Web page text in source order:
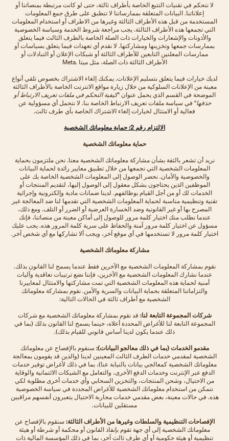
لا نتحكم في تقنيات التتبع الخاصة بأطراف ثالثة، حتى لو كانت مرتبطة بمنصاتنا أو
إعلاناتنا. البيانات المتعلقة بممارساتنا لا تنطبق على طرق جمع المعلومات
المستخدمة من قبل هذه الأطراف الثالثة وغيرها من الاطراف أو استخدام المعلومات
التي تجمعها هذه الأطراف الثالثة. يجب مراجعة شروط الخدمة وسياسة الخصوصية
والأذونات والإشعارات والخيارات ذات الصلة الخاصة بالطرف الثالث فيما يتعلق
بممارسات جمعها وتخزينها ومشاركتها. لا نقدم أي تعهدات فيما يتعلق بسياسات أو
ممارسات المعلنين التابعين للأطراف الثالثة أو شبكات الإعلان أو التبادلات أو
الأطراف الثالثة ذات الصلة، مثل ميتا .Meta
لديك خيارات فيما يتعلق بتسليم الإعلانات. يمكنك إلغاء الاشتراك بخصوص تلقي أنواع
معينة من الإعلانات السلوكية من خلال زيارة مواقع الانترنت الخاصة بالأطراف الثالثة
الموضحة في القسم الذي يحمل عنوان "كيفية التحكم في ملفات تعريف الارتباط أو
حذفها" في سياسة ملفات تعريف الارتباط الخاصة بنا. لا نتحمل أي مسؤولية عن
فعالية أو الامتثال لخيارات إلغاء الاشتراك الخاصة بأي طرف ثالث.
الالتزام رقم 2: حماية معلوماتك الشخصية
حماية معلوماتك الشخصية
نريد أن تشعر بالثقة بشأن مشاركة معلوماتك الشخصية معنا. نحن ملتزمون بحماية
المعلومات الشخصية التي نجمعها من خلال تطبيق معايير رائدة لحماية البيانات
والخصوصية والأمان. نحصر الوصول إلى المعلومات الشخصية الخاصة بك على
الموظفين الذين يحتاجون بشكل معقول إلى الوصول إليها، لتقديم المنتجات أو
الخدمات لك أو من أجل القيام بوظائفهم. لدينا ضمانات مادية وإلكترونية وإجرائية
تقنية وتنظيمية مناسبة لحماية المعلومات الشخصية التي تقدمها لنا ضد المعالجة غير
المصرح بها أو غير القانونية وضد الخسارة العرضية أو الضرر أو التلف. ومع ذلك،
عندما نطلب منك اختيار كلمة مرور للوصول إلى أماكن معينة من منصاتنا، فإنك
مسؤول عن اختيار كلمة مرور آمنة والحفاظ على سرية كلمة المرور هذه. يجب عليك
اختيار كلمة مرور لا تستخدمها في أي موقع آخر، ويجب ألا تشاركها مع أي شخص آخر.
مشاركة معلوماتك الشخصية
نقوم بمشاركة المعلومات الشخصية مع الآخرين فقط عندما يسمح لنا القانون بذلك.
عندما نشارك المعلومات الشخصية مع الآخرين، فإننا نضع ترتيبات تعاقدية وآليات
أمنية لحماية هذه المعلومات الشخصية التي تمت مشاركتها والامتثال لمعاييرنا
والتزاماتنا المتعلقة بحماية البيانات والسرية والأمن. نقوم بمشاركة معلوماتك
الشخصية مع أطراف ثالثة في الحالات التالية:
شركات المجموعة التابعة لنا: قد نقوم بمشاركة معلوماتك الشخصية مع شركات
المجموعة التابعة لنا للأغراض المحددة أعلاه، حينما يسمح لنا القانون بذلك (بما في
ذلك عندما يكون لدينا أساس قانوني للقيام بذلك).
مقدمو الخدمات (بما في ذلك معالجو البيانات): سنقوم بالإفصاح عن معلوماتك
الشخصية لمقدمي خدمات الطرف الثالث المعينين لدينا (والذين قد يقومون بمعالجة
معلوماتك الشخصية كمعالجي بيانات بالنيابة عنا)، بما في ذلك لأغراض توفير خدمات
الدفع عبر الإنترنت وخدمات الدفع الأخرى، والتعامل مع الشيكات الائتمانية والوقاية
من الاحتيال، وشحن المنتجات، والتخزين السحابي وأي خدمات أخرى مطلوبة لكي
نتمكن من استخدام معلوماتك الشخصية للأغراض المحددة في سياسة الخصوصية
هذه. في حالات معينة، بعض مقدمي خدمات محاربة الاحتيال يتعبرون أنفسهم مراقبين
مستقلين للبيانات.
الإفصاحات التنظيمية والسلطات وغيرها من الأطراف الثالثة: سنقوم بالإفصاح عن
معلوماتك الشخصية إلى أي جهة تقوم بإنفاذ القانون أو محكمة أو شرطة أو هيئة
تنظيمية أو هيئة حكومية أو أي طرف ثالث آخر، بما في ذلك المؤسسة المالية ذات